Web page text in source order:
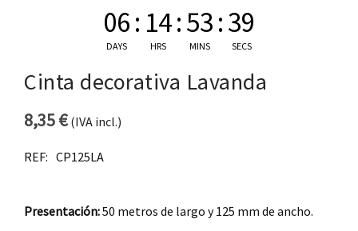
06
DAYS
: 14
HRS
:53
MINS
:38
SECS
Cinta decorativa Lavanda
8,35€(IVA incl.)
REF: CP125LA
Presentación:50 metros de largo y 125 mm de ancho.